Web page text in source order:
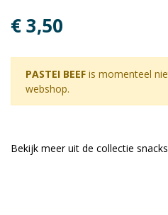
€ 3,50
PASTEI BEEF is momenteel
webshop.
Bekijk meer uit de collectie snacks